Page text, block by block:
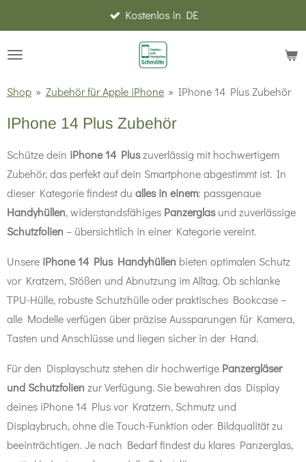
Hauptinhalt
springen
Kostenlos in DE
Shop » Zubehör für Apple iPhone » IPhone 14 Plus Zubehör
IPhone 14 Plus Zubehör
Schütze dein iPhone 14 Pluszuverlässig mit hochwertigem
Zubehör, das perfekt auf dein Smartphone abgestimmt ist. In
dieser Kategorie findest du alles in einem: passgenaue
Handyhüllen, widerstandsfähiges Panzerglasund zuverlässige
Schutzfolien – übersichtlich in einer Kategorie vereint.
Unsere iPhone 14 Plus Handyhüllen bieten optimalen Schutz
vor Kratzern, Stößen und Abnutzung im Alltag. Ob schlanke
TPU-Hülle, robuste Schutzhülle oder praktisches Bookcase –
alle Modelle verfügen über präzise Aussparungen für Kamera,
Tasten und Anschlüsse und liegen sicher in der Hand.
Für den Displayschutz stehen dir hochwertige Panzergläser
und Schutzfolien zur Verfügung. Sie bewahren das Display
deines iPhone 14 Plus vor Kratzern, Schmutz und
Displaybruch, ohne die Touch-Funktion oder Bildqualität zu
beeinträchtigen. Je nach Bedarf findest du klares Panzerglas,